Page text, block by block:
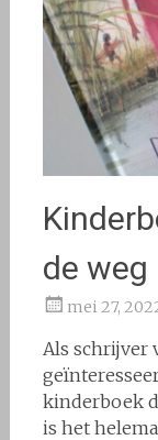
de weg
mei 27,
Als schrijver
kinderboek
is het